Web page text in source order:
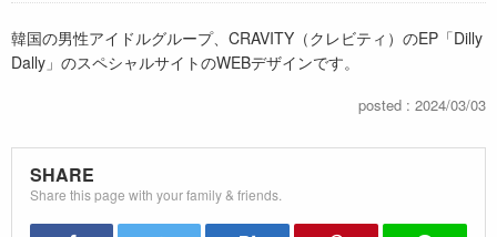
韓国の男性アイドルグループ、CRAVITY（クレビティ）のEP「Dilly
Dally」のスペシャルサイトのWEBデザインです。
posted : 2024/03/03
SHARE
Share this page with your family & friends.